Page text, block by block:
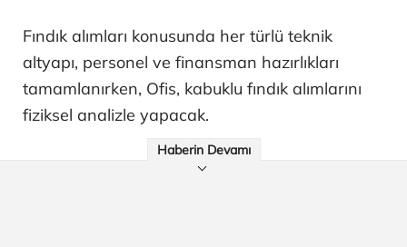
Fındık alımları konusunda her türlü teknik
altyapı, personel ve finansman hazırlıkları
tamamlanırken, Ofis, kabuklu fındık alımlarını
fiziksel analizle yapacak.
Haberin Devamı